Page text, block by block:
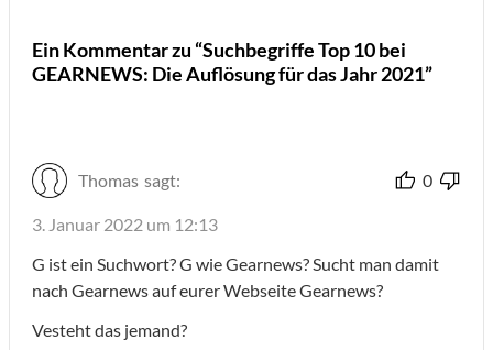
Ein Kommentar zu “Suchbegriffe Top 10 bei
GEARNEWS: Die Auflösung für das Jahr 2021”
Thomas sagt: 0
3. Januar 2022 um 12:13
G ist ein Suchwort? G wie Gearnews? Sucht man damit
nach Gearnews auf eurer Webseite Gearnews?
Vesteht das jemand?